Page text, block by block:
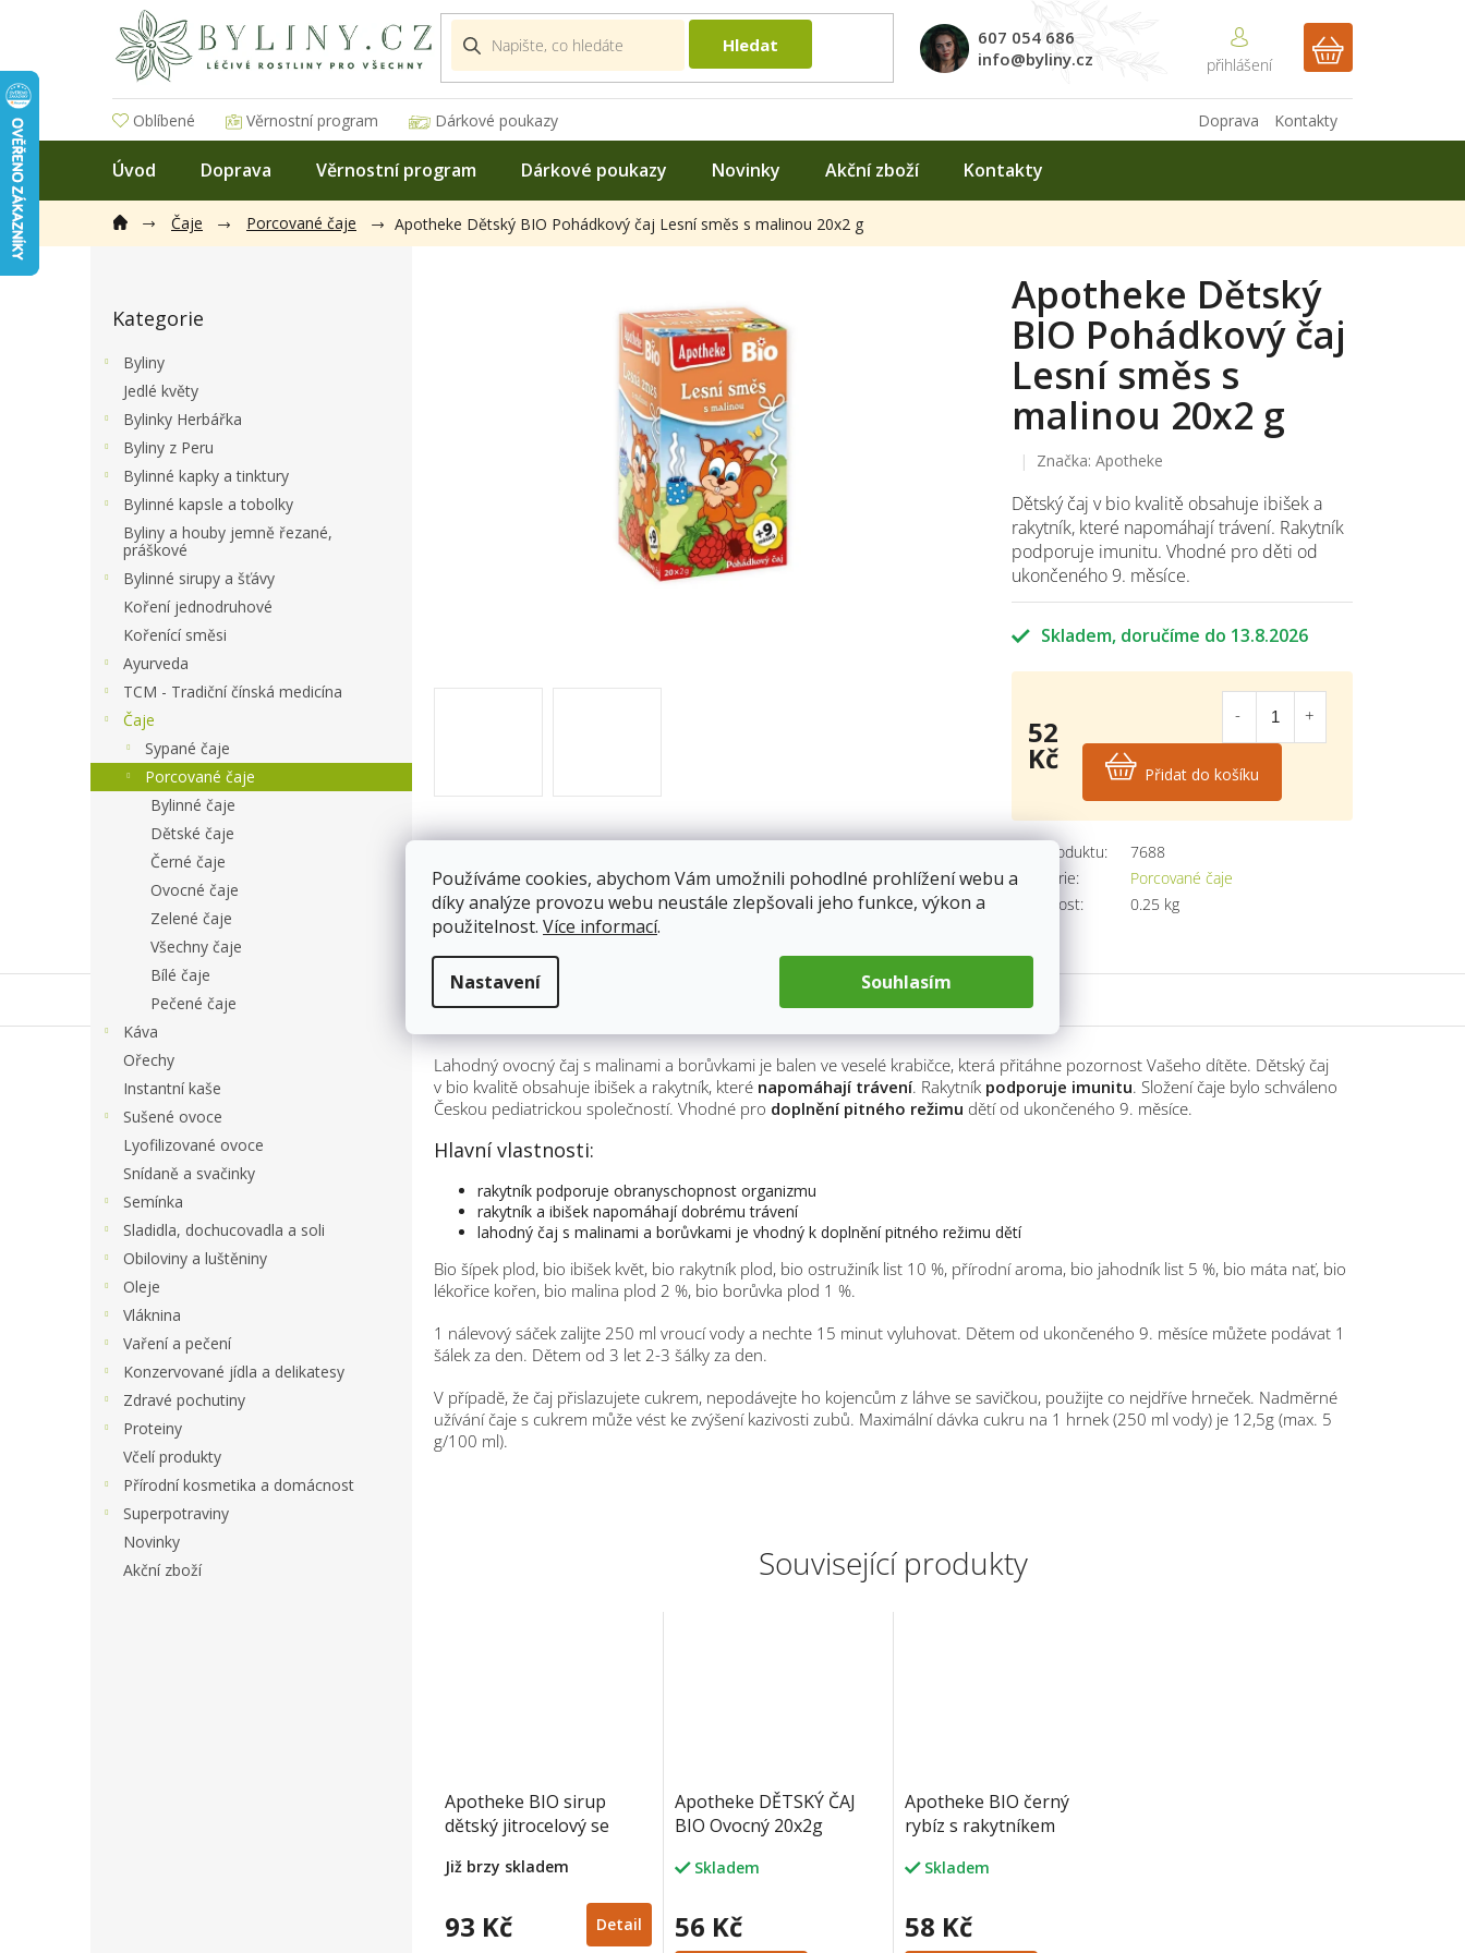
Používáme cookies, abychom Vám umožnili pohodlné prohlížení webu a
díky analýze provozu webu neustále zlepšovali jeho funkce, výkon a
použitelnost. Více informací.
Nastavení Souhlasím
Hledat
607 054 686
info@byliny.cz
NÁKUPNÍ
Oblíbené Věrnostní program Dárkové poukazy Kontakty
Doprava
Úvod Doprava Věrnostní program Dárkové poukazy Novinky Akční zboží Kontakty
Čaje Porcované čaje Apotheke Dětský BIO Pohádkový čaj Lesní směs s malinou 20x2 g
kategorie
Kategorie
Byliny
Jedlé květy
Bylinky Herbářka
Byliny z Peru
Bylinné kapky a tinktury
Bylinné kapsle a tobolky
Byliny a houby jemně řezané,
práškové
Bylinné sirupy a šťávy
Koření jednodruhové
Kořenící směsi
Ayurveda
TCM - Tradiční čínská medicína
Čaje
Sypané čaje
Porcované čaje
Bylinné čaje
Dětské čaje
Černé čaje
Ovocné čaje
Zelené čaje
Všechny čaje
Bílé čaje
Pečené čaje
Káva
Ořechy
Instantní kaše
Sušené ovoce
Lyofilizované ovoce
Snídaně a svačinky
Semínka
Sladidla, dochucovadla a soli
Obiloviny a luštěniny
Oleje
Vláknina
Vaření a pečení
Konzervované jídla a delikatesy
Zdravé pochutiny
Proteiny
Včelí produkty
Přírodní kosmetika a domácnost
Superpotraviny
Novinky
Akční zboží
Skladem 13.8.2026
Dětský čaj v bio kvalitě obsahuje ibišek a
rakytník, které napomáhají trávení. Rakytník
podporuje imunitu. Vhodné pro děti od
ukončeného 9. měsíce.
Apotheke Dětský
BIO Pohádkový čaj
Lesní směs s
malinou 20x2 g
Značka: Apotheke
Kód produktu:
7688
Kategorie:
Porcované čaje
Hmotnost: 0.25 kg
52
Kč Přidat do košíku
Související produkty
Apotheke BIO sirup
dětský jitrocelový se
Již brzy skladem
93 Kč Detail
Apotheke DĚTSKÝ ČAJ
BIO Ovocný 20x2g
Skladem
56 Kč
Apotheke BIO černý
rybíz s rakytníkem
Skladem
58 Kč
Lahodný ovocný čaj s malinami a borůvkami je balen ve veselé krabičce, která přitáhne pozornost Vašeho dítěte. Dětský čaj
v bio kvalitě obsahuje ibišek a rakytník, které napomáhají trávení. Rakytník podporuje imunitu. Složení čaje bylo schváleno
Českou pediatrickou společností. Vhodné pro doplnění pitného režimu dětí od ukončeného 9. měsíce.
Hlavní vlastnosti:
rakytník podporuje obranyschopnost organizmu
rakytník a ibišek napomáhají dobrému trávení
lahodný čaj s malinami a borůvkami je vhodný k doplnění pitného režimu dětí
Bio šípek plod, bio ibišek květ, bio rakytník plod, bio ostružiník list 10 %, přírodní aroma, bio jahodník list 5 %, bio máta nať, bio
lékořice kořen, bio malina plod 2 %, bio borůvka plod 1 %.
1 nálevový sáček zalijte 250 ml vroucí vody a nechte 15 minut vyluhovat. Dětem od ukončeného 9. měsíce můžete podávat 1
šálek za den. Dětem od 3 let 2-3 šálky za den.
V případě, že čaj přislazujete cukrem, nepodávejte ho kojencům z láhve se savičkou, použijte co nejdříve hrneček. Nadměrné
užívání čaje s cukrem může vést ke zvýšení kazivosti zubů. Maximální dávka cukru na 1 hrnek (250 ml vody) je 12,5g (max. 5
g/100 ml).